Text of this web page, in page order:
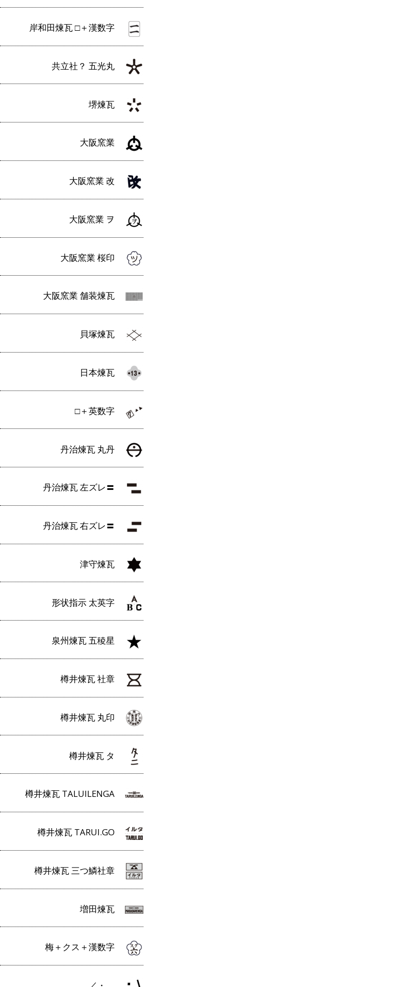
岸和田煉瓦 □＋漢数字
共立社？ 五光丸
堺煉瓦
大阪窯業
大阪窯業 改
大阪窯業 ヲ
大阪窯業 桜印
大阪窯業 舗装煉瓦
貝塚煉瓦
日本煉瓦
□＋英数字
丹治煉瓦 丸丹
丹治煉瓦 左ズレ〓
丹治煉瓦 右ズレ〓
津守煉瓦
形状指示 太英字
泉州煉瓦 五稜星
樽井煉瓦 社章
樽井煉瓦 丸印
樽井煉瓦 タ
樽井煉瓦 TALUILENGA
樽井煉瓦 TARUI.GO
樽井煉瓦 三つ鱗社章
増田煉瓦
梅＋クス＋漢数字